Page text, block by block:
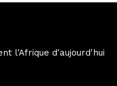
l'Afrique d'aujourd'hui